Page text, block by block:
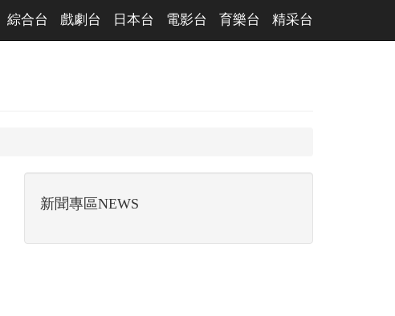
綜合台 戲劇台 日本台 電影台 育樂台 精采台
新聞專區NEWS